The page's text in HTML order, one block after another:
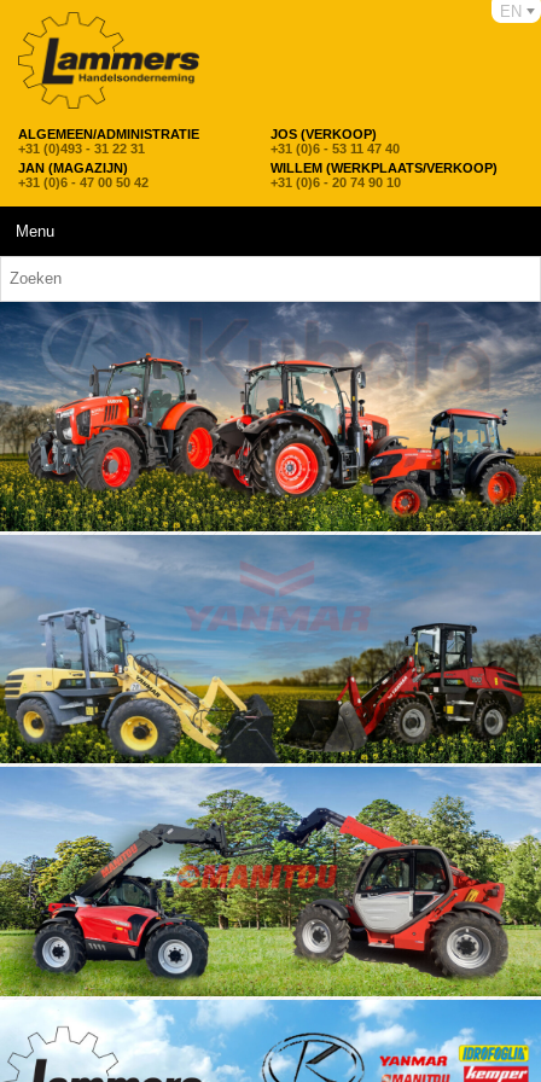
ALGEMEEN/ADMINISTRATIE
+31 (0)493 - 31 22 31
JOS (VERKOOP)
+31 (0)6 - 53 11 47 40
JAN (MAGAZIJN)
+31 (0)6 - 47 00 50 42
WILLEM (WERKPLAATS/VERKOOP)
+31 (0)6 - 20 74 90 10
EN
Menu